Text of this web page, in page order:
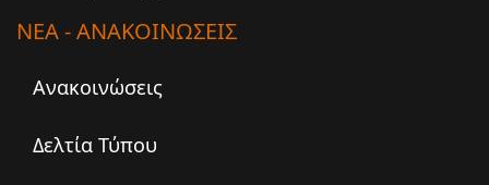
ΝΕΑ - ΑΝΑΚΟΙΝΩΣΕΙΣ
Ανακοινώσεις
Δελτία Τύπου